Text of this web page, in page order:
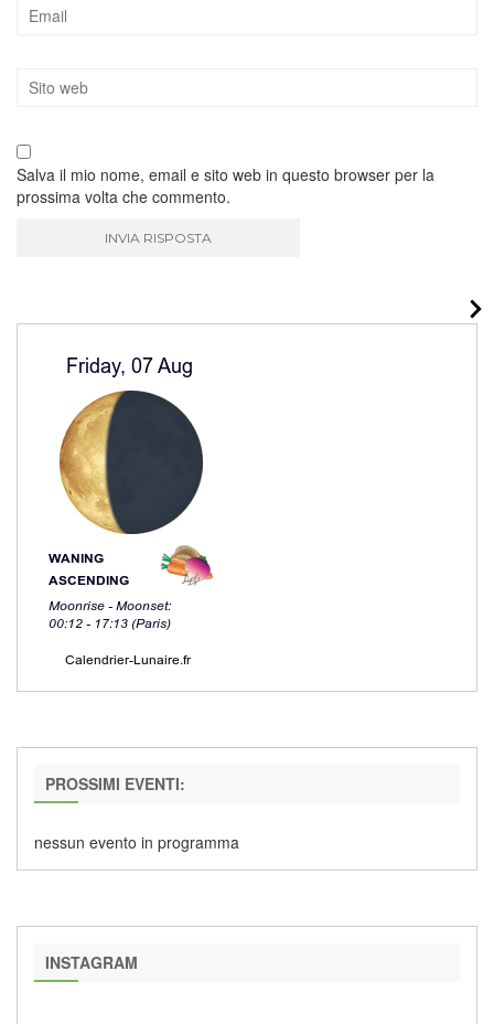
Salva il mio nome, email e sito web in questo browser per la
prossima volta che commento.
PROSSIMI EVENTI:
nessun evento in programma
INSTAGRAM